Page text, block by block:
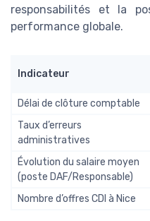
responsabilités et la
performance globale.
Indicateur
Délai de clôture comptable
Taux d’erreurs
administratives
Évolution du salaire moyen
(poste DAF/Responsable)
Nombre d’offres CDI à Nice